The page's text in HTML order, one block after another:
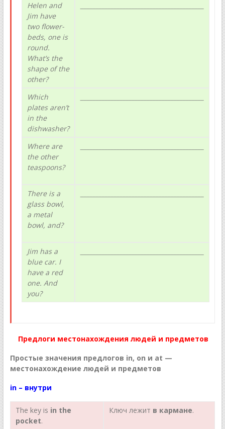
Helen and
Jim have
two flower-
beds, one is
round.
What’s the
shape of the
other?
Which
plates aren’t
in the
dishwasher?
Where are
the other
teaspoons?
There is a
glass bowl,
a metal
bowl, and?
Jim has a
blue car. I
have a red
one. And
you?
Предлоги местонахождения людей и предметов
Простые значения предлогов in, on и at —
местонахождение людей и предметов
in – внутри
The key is in the
pocket.
Ключ лежит в кармане.